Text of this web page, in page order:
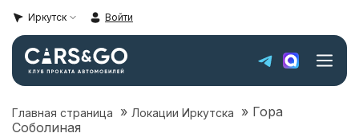
Иркутск Войти
Автопарк
Главная страница » Локации Иркутска » Гора
Соболиная